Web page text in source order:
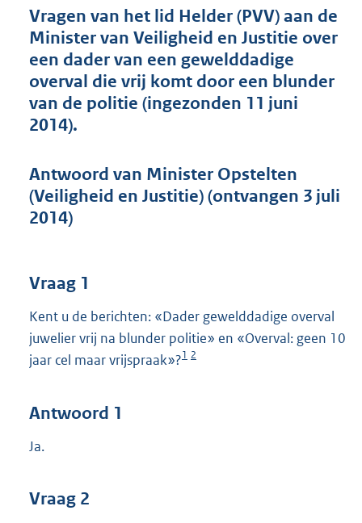
n
d
s
g
r
o
o
4
Vragen van het lid Helder (PVV) aan de
Minister van Veiligheid en Justitie over
een dader van een gewelddadige
overval die vrij komt door een blunder
van de politie (ingezonden 11 juni
2014).
Antwoord van Minister Opstelten
(Veiligheid en Justitie) (ontvangen 3 juli
2014)
Vraag 1
Kent u de berichten: «Dader gewelddadige overval
juwelier vrij na blunder politie» en «Overval: geen 10
jaar cel maar vrijspraak»?1 2
Antwoord 1
Ja.
Vraag 2